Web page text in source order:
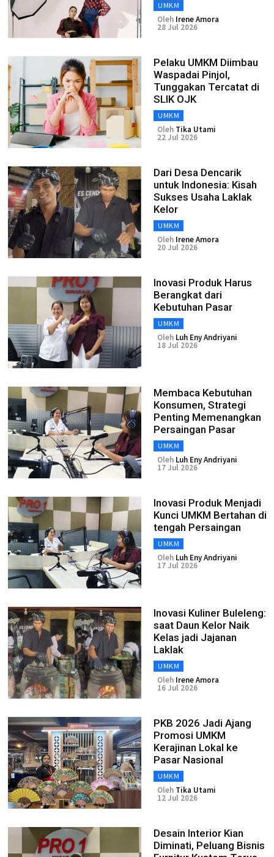
UMKM
Oleh Irene Amora
28 Jul 2026
Pelaku UMKM Diimbau
Waspadai Pinjol,
Tunggakan Tercatat di
SLIK OJK
UMKM
Oleh Tika Utami
22 Jul 2026
Dari Desa Dencarik
untuk Indonesia: Kisah
Sukses Usaha Laklak
Kelor
UMKM
Oleh Irene Amora
20 Jul 2026
Inovasi Produk Harus
Berangkat dari
Kebutuhan Pasar
UMKM
Oleh Luh Eny Andriyani
18 Jul 2026
Membaca Kebutuhan
Konsumen, Strategi
Penting Memenangkan
Persaingan Pasar
UMKM
Oleh Luh Eny Andriyani
17 Jul 2026
Inovasi Produk Menjadi
Kunci UMKM Bertahan di
tengah Persaingan
UMKM
Oleh Luh Eny Andriyani
17 Jul 2026
Inovasi Kuliner Buleleng:
saat Daun Kelor Naik
Kelas jadi Jajanan
Laklak
UMKM
Oleh Irene Amora
16 Jul 2026
PKB 2026 Jadi Ajang
Promosi UMKM
Kerajinan Lokal ke
Pasar Nasional
UMKM
Oleh Tika Utami
12 Jul 2026
Desain Interior Kian
Diminati, Peluang Bisnis